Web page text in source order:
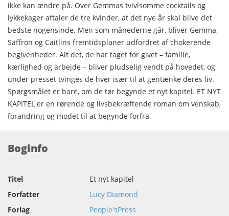
ikke kan ændre på. Over Gemmas tvivlsomme cocktails og
lykkekager aftaler de tre kvinder, at det nye år skal blive det
bedste nogensinde. Men som månederne går, bliver Gemma,
Saffron og Caitlins fremtidsplaner udfordret af chokerende
begivenheder. Alt det, de har taget for givet – familie,
kærlighed og arbejde – bliver pludselig vendt på hovedet, og
under presset tvinges de hver især til at gentænke deres liv.
Spørgsmålet er bare, om de tør begynde et nyt kapitel. ET NYT
KAPITEL er en rørende og livsbekræftende roman om venskab,
forandring og modet til at begynde forfra.
Boginfo
Titel
Et nyt kapitel
Forfatter
Lucy Diamond
Forlag
People'sPress